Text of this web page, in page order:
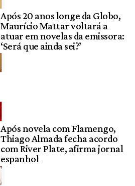
Após 20 anos longe da Globo,
Maurício Mattar voltará a
atuar em novelas da emissora:
‘Será que ainda sei?’
Após novela com Flamengo,
Thiago Almada fecha acordo
com River Plate, afirma jornal
espanhol